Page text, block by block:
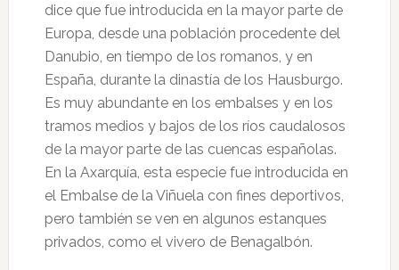
dice que fue introducida en la mayor parte de
Europa, desde una población procedente del
Danubio, en tiempo de los romanos, y en
España, durante la dinastía de los Hausburgo.
Es muy abundante en los embalses y en los
tramos medios y bajos de los ríos caudalosos
de la mayor parte de las cuencas españolas.
En la Axarquía, esta especie fue introducida en
el Embalse de la Viñuela con fines deportivos,
pero también se ven en algunos estanques
privados, como el vivero de Benagalbón.